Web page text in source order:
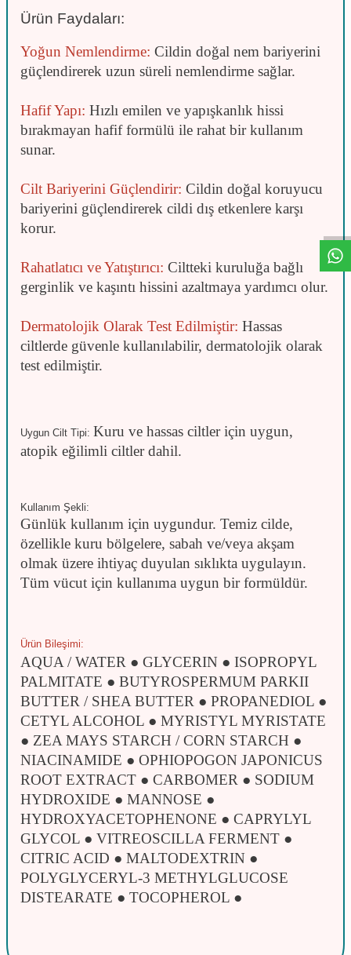
Ürün Faydaları:
Yoğun Nemlendirme: Cildin doğal nem bariyerini
güçlendirerek uzun süreli nemlendirme sağlar.
Hafif Yapı: Hızlı emilen ve yapışkanlık hissi
bırakmayan hafif formülü ile rahat bir kullanım
sunar.
Cilt Bariyerini Güçlendirir: Cildin doğal koruyucu
bariyerini güçlendirerek cildi dış etkenlere karşı
korur.
Rahatlatıcı ve Yatıştırıcı: Ciltteki kuruluğa bağlı
gerginlik ve kaşıntı hissini azaltmaya yardımcı olur.
Dermatolojik Olarak Test Edilmiştir: Hassas
ciltlerde güvenle kullanılabilir, dermatolojik olarak
test edilmiştir.
Uygun Cilt Tipi: Kuru ve hassas ciltler için uygun,
atopik eğilimli ciltler dahil.
Kullanım Şekli:
Günlük kullanım için uygundur. Temiz cilde,
özellikle kuru bölgelere, sabah ve/veya akşam
olmak üzere ihtiyaç duyulan sıklıkta uygulayın.
Tüm vücut için kullanıma uygun bir formüldür.
Ürün Bileşimi:
AQUA / WATER ● GLYCERIN ● ISOPROPYL
PALMITATE ● BUTYROSPERMUM PARKII
BUTTER / SHEA BUTTER ● PROPANEDIOL ●
CETYL ALCOHOL ● MYRISTYL MYRISTATE
● ZEA MAYS STARCH / CORN STARCH ●
NIACINAMIDE ● OPHIOPOGON JAPONICUS
ROOT EXTRACT ● CARBOMER ● SODIUM
HYDROXIDE ● MANNOSE ●
HYDROXYACETOPHENONE ● CAPRYLYL
GLYCOL ● VITREOSCILLA FERMENT ●
CITRIC ACID ● MALTODEXTRIN ●
POLYGLYCERYL-3 METHYLGLUCOSE
DISTEARATE ● TOCOPHEROL ●